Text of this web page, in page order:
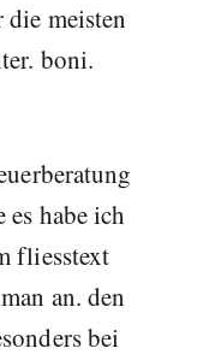
die meisten
boni.
habe ich
fliesstext
an. den
bei